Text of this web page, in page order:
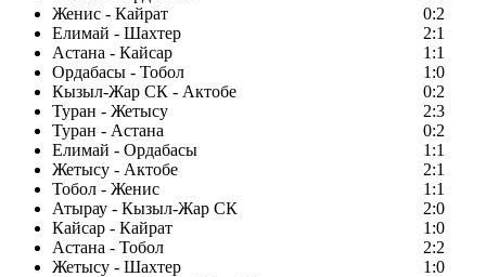
Женис - Кайрат
0:2
Елимай - Шахтер
2:1
Астана - Кайсар
1:1
Ордабасы - Тобол
1:0
Кызыл-Жар СК - Актобе
0:2
Туран - Жетысу
2:3
Туран - Астана
0:2
Елимай - Ордабасы
1:1
Жетысу - Актобе
2:1
Тобол - Женис
1:1
Атырау - Кызыл-Жар СК
2:0
Кайсар - Кайрат
1:0
Астана - Тобол
2:2
Жетысу - Шахтер
1:0